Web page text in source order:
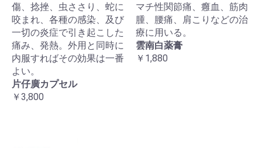
傷、捻挫、虫ささり、蛇に
咬まれ、各種の感染、及び
一切の炎症で引き起こした
痛み、発熱。外用と同時に
内服すればその効果は一番
よい。
片仔廣カプセル
￥3,800
マチ性関節痛、癰血、筋肉
腫、腰痛、肩こりなどの治
療に用いる。
雲南白薬膏
￥1,880